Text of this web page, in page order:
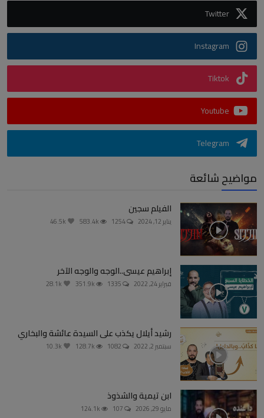
Twitter
Instagram
Tiktok
Youtube
Telegram
مواضيح شائعة
الفيلم سجين
يناير 12, 2024
إبراهيم عيسى..الوجه والوجه الآخر
فبراير 24, 2022
رشيد أيلال يكذب على السيدة عائشة والبخاري
سبتمبر 2, 2022
ابن تيمية والشذوذ
مايو 29, 2026